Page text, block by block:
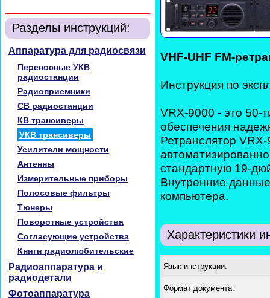
Разделы инструкций:
Аппаратура для радиосвязи
Переносные УКВ
радиостанции
Радиоприемники
CB радиостанции
КВ трансиверы
УКВ трансиверы
Усилители мощности
Антенны
Измерительные приборы
Полосовые фильтры
Тюнеры
Поворотные устройства
Согласующие устройства
Книги радиолюбительские
Радиоаппаратура и
радиодетали
Фотоаппаратура
VHF-UHF FM-
Инструкция по
VRX-9000 - это 50-
обеспечения
Ретранслятор
стандартную 19-
Внутренние
компьютера.
Характеристики
Язык инструкции:
Формат документа: